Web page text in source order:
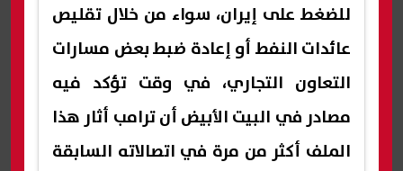
للضغط على إيران، سواء من خلال تقليص
عائدات النفط أو إعادة ضبط بعض مسارات
التعاون التجاري، في وقت تؤكد فيه
مصادر في البيت الأبيض أن ترامب أثار هذا
الملف أكثر من مرة في اتصالاته السابقة